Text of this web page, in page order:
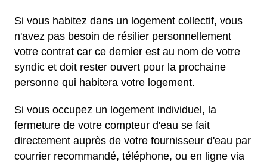
Si vous habitez dans un logement collectif, vous
n'avez pas besoin de résilier personnellement
votre contrat car ce dernier est au nom de votre
syndic et doit rester ouvert pour la prochaine
personne qui habitera votre logement.
Si vous occupez un logement individuel, la
fermeture de votre compteur d'eau se fait
directement auprès de votre fournisseur d'eau par
courrier recommandé, téléphone, ou en ligne via